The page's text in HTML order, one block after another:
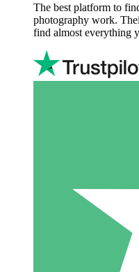
The best platform to
photography work.
find almost everything